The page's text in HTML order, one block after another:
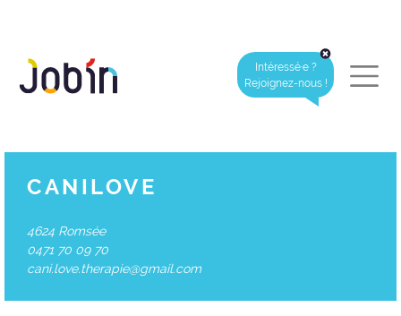
Intéressé·e ?
Rejoignez-nous !
CANILOVE
4624 Romsée
0471 70 09 70
cani.love.therapie@gmail.com